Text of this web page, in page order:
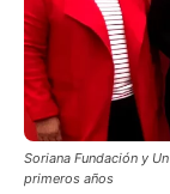
Soriana Fundación y
primeros años